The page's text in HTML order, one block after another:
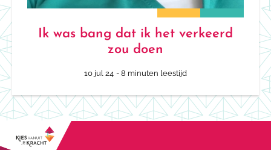
Ik was bang dat ik het verkeerd
zou doen
10 jul 24 - 8 minuten leestijd